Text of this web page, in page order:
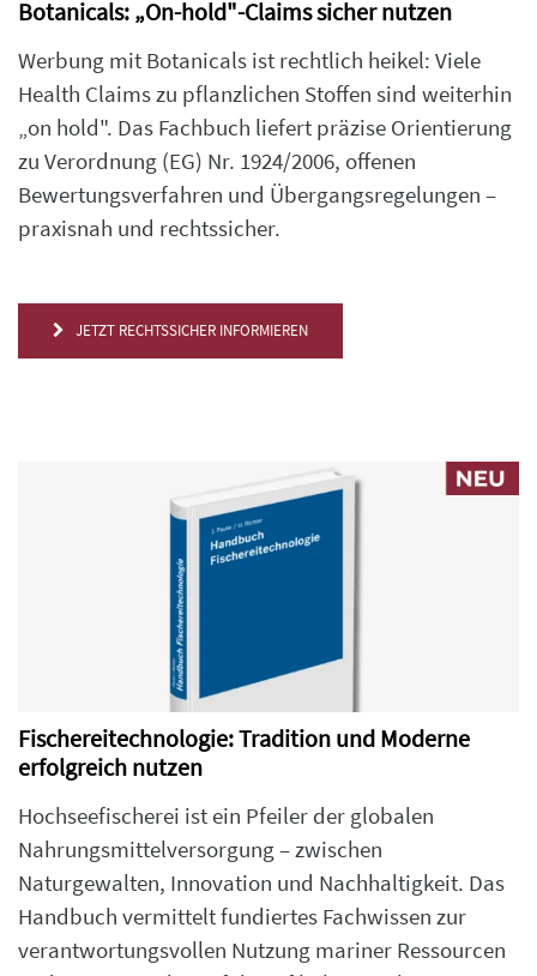
Botanicals: „On-hold"-Claims sicher nutzen
Werbung mit Botanicals ist rechtlich heikel: Viele
Health Claims zu pflanzlichen Stoffen sind weiterhin
„on hold". Das Fachbuch liefert präzise Orientierung
zu Verordnung (EG) Nr. 1924/2006, offenen
Bewertungsverfahren und Übergangsregelungen –
praxisnah und rechtssicher.
JETZT RECHTSSICHER INFORMIEREN
Fischereitechnologie: Tradition und Moderne
erfolgreich nutzen
Hochseefischerei ist ein Pfeiler der globalen
Nahrungsmittelversorgung – zwischen
Naturgewalten, Innovation und Nachhaltigkeit. Das
Handbuch vermittelt fundiertes Fachwissen zur
verantwortungsvollen Nutzung mariner Ressourcen